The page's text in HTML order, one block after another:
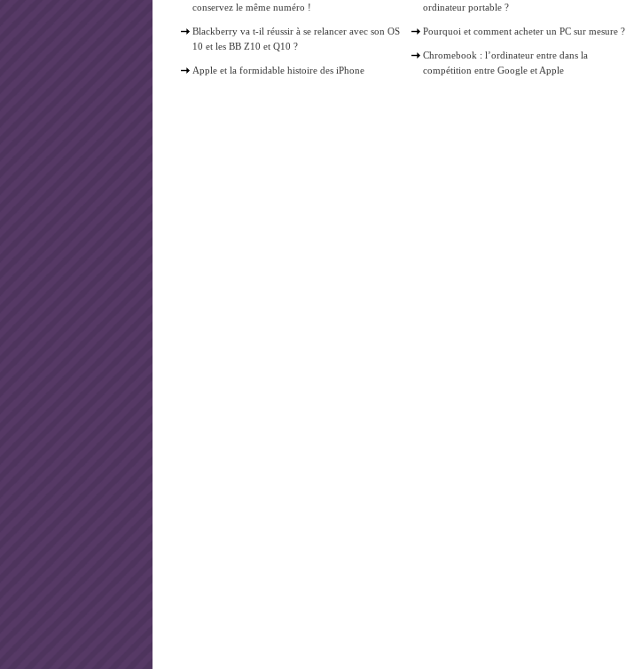
conservez le même numéro !
Blackberry va t-il réussir à se relancer avec son OS
10 et les BB Z10 et Q10 ?
Apple et la formidable histoire des iPhone
ordinateur portable ?
Pourquoi et comment acheter un PC sur mesure ?
Chromebook : l’ordinateur entre dans la
compétition entre Google et Apple